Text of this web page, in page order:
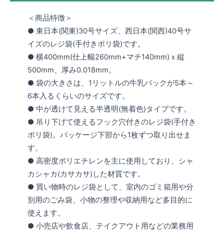
＜商品特徴＞
● 東日本(関東)30号サイズ、西日本(関西)40号サ
イズのレジ袋(手付きポリ袋)です。
● 横400mm(仕上幅260mm+マチ140mm)ｘ縦
500mm、厚み0.018mm。
● 袋の大きさは、1リットルの牛乳パックが5本～
6本入るくらいのサイズです。
● 中が透けて見える半透明(無着色)タイプです。
● 吊り下げて使えるフック穴付きのレジ袋(手付き
ポリ袋)。パッケージ下部から1枚ずつ取り出せま
す。
● 高密度ポリエチレンを主に使用しており、シャ
カシャカ(カサカサ)した材質です。
● 買い物時のレジ袋として、室内のゴミ箱用や分
別用のごみ袋、小物の整理や収納用など多目的に
使えます。
● 小売店や飲食店、テイクアウト用などの業務用